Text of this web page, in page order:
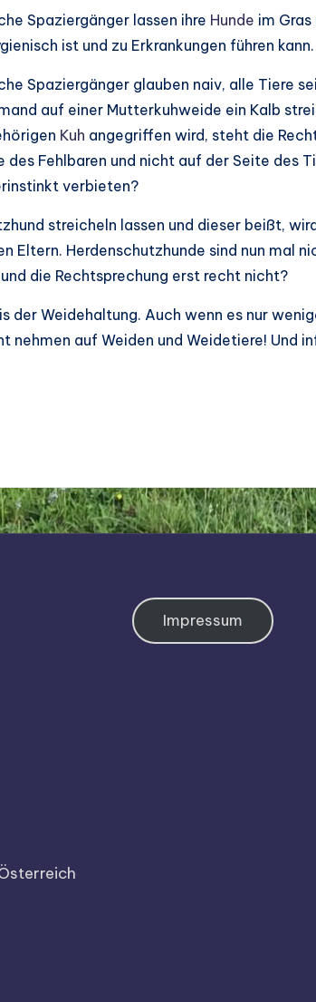
Spaziergänger lassen ihre Hunde im
ist und zu Erkrankungen führen kann.
Spaziergänger glauben naiv, alle Tiere
auf einer Mutterkuhweide ein Kalb
Kuh angegriffen wird, steht die
des Fehlbaren und nicht auf der Seite des
verbieten?
streicheln lassen und dieser beißt,
Herdenschutzhunde sind nun mal
die Rechtsprechung erst recht nicht?
Weidehaltung. Auch wenn es nur
nehmen auf Weiden und Weidetiere! Und
Impressum